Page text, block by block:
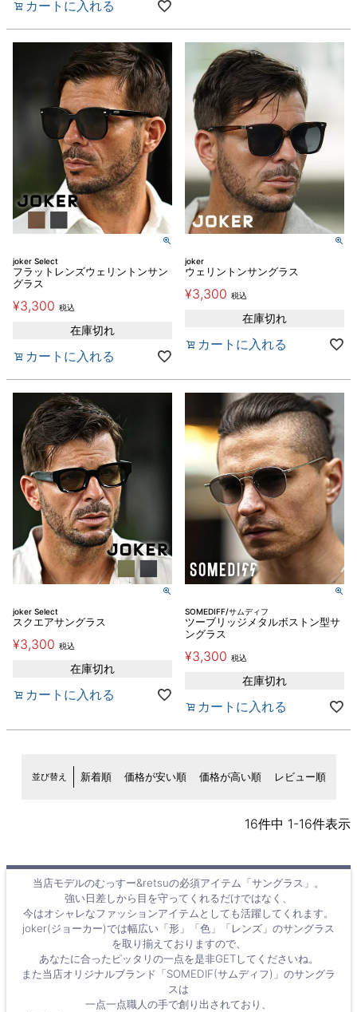
カートに入れる
joker Select
フラットレンズウェリントンサン
グラス
¥3,300 税込
在庫切れ
カートに入れる
joker
ウェリントンサングラス
¥3,300 税込
在庫切れ
カートに入れる
joker Select
スクエアサングラス
¥3,300 税込
在庫切れ
カートに入れる
SOMEDIFF/サムディフ
ツーブリッジメタルボストン型サ
ングラス
¥3,300 税込
在庫切れ
カートに入れる
並び替え 新着順 価格が安い順 価格が高い順 レビュー順
16件中 1-16件表示
当店モデルのむっすー&retsuの必須アイテム「サングラス」。
強い日差しから目を守ってくれるだけではなく、
今はオシャレなファッションアイテムとしても活躍してくれます。
joker(ジョーカー)では幅広い「形」「色」「レンズ」のサングラス
を取り揃えておりますので、
あなたに合ったピッタリの一点を是非GETしてくださいね。
また当店オリジナルブランド「SOMEDIF(サムディフ)」のサングラ
スは
一点一点職人の手で創り出されており、